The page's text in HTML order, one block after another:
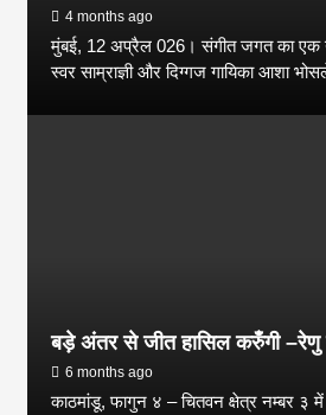
4 months ago
मुंबई, 12 अप्रैल 026। संगीत जगत का एक
स्वर साम्राज्ञी और दिग्गज गायिका आशा
बड़े अंतर से जीत हासिल करुँंगी –रेणु
6 months ago
काठमांडू, फागुन ४ – चितवन क्षेत्र नम्बर ३